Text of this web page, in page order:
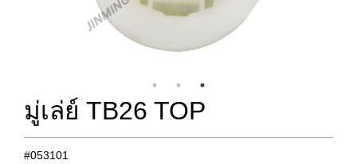
มู่เล่ย์ TB26 TOP
#053101